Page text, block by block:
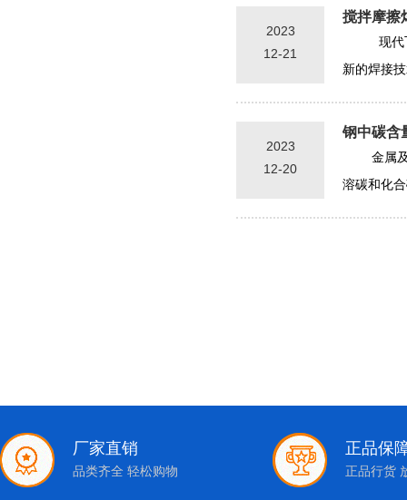
2023
12-21
搅拌摩擦
现代
新的焊接
2023
12-20
钢中碳含
金属
溶碳和化
厂家直销
品类齐全 轻松购物
正品保
正品行货